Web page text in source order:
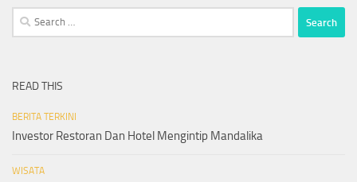
Search
for:
READ THIS
BERITA TERKINI
Investor Restoran Dan Hotel Mengintip Mandalika
WISATA